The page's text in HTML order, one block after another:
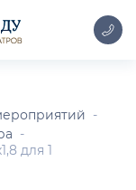
для 1